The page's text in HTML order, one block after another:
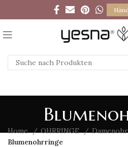
Home OHRRINGE
Blumenohrringe